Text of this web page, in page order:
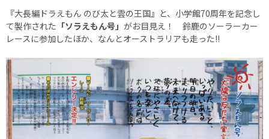
『大長編ドラえもん のび太と雲の王国』と、小学館70周年を記念し
て製作された 「ソラえもん号」 がお目見え！ 鈴鹿のソーラーカー
レースに参加したほか、なんとオーストラリアも走った!!